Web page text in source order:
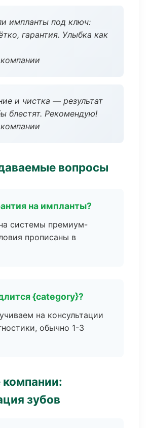
импланты под ключ:
гарантия. Улыбка как
и чистка — результат
блестят. Рекомендую!
вопросы
на импланты?
системы премиум-
прописаны в
{category}?
на консультации
обычно 1-3
зубов